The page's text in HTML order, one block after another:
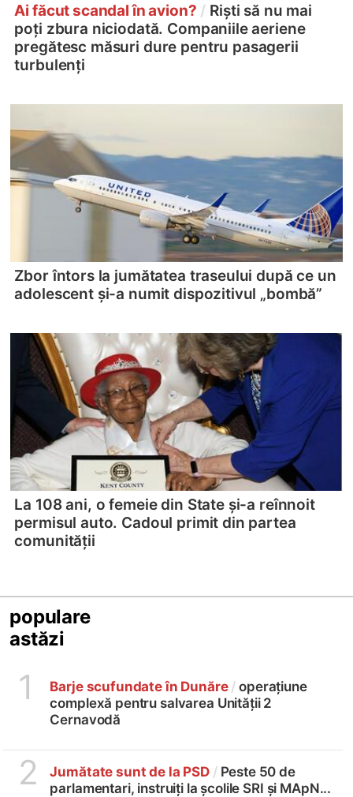
Ai făcut scandal în avion? / Riști să nu mai
poți zbura niciodată. Companiile aeriene
pregătesc măsuri dure pentru pasagerii
turbulenți
Zbor întors la jumătatea traseului după ce un
adolescent și-a numit dispozitivul „bombă”
La 108 ani, o femeie din State și-a reînnoit
permisul auto. Cadoul primit din partea
comunității
populare
astăzi
1 Barje scufundate în Dunăre / operațiune
complexă pentru salvarea Unității 2
Cernavodă
2 Jumătate sunt de la PSD / Peste 50 de
parlamentari, instruiți la școlile SRI și MApN...